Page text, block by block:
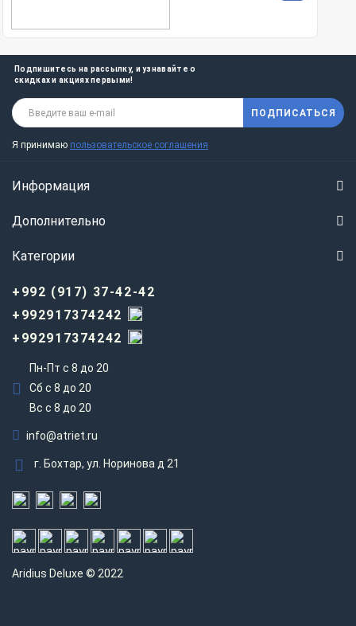
Подпишитесь на рассылку, и узнавайте о
скидках и акциях первыми!
ПОДПИСАТЬСЯ
Я принимаю пользовательское соглашения
Информация
Дополнительно
Категории
+992 (917) 37-42-42
+992917374242
+992917374242
Пн-Пт с 8 до 20
Сб с 8 до 20
Вс c 8 до 20
info@atriet.ru
г. Бохтар, ул. Норинова д 21
Aridius Deluxe © 2022